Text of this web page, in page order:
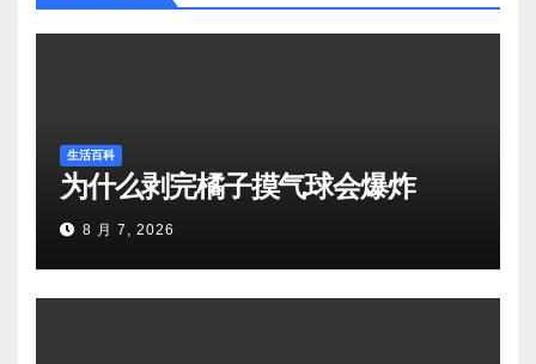
生活百科
为什么剥完橘子摸气球会爆炸
8 月 7, 2026